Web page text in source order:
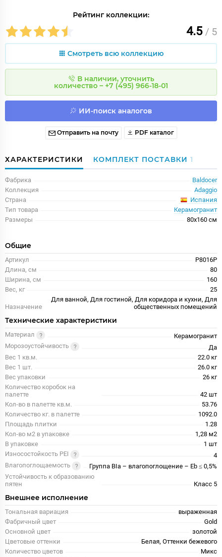
Рейтинг коллекции:
4.5 / 5
Смотреть всю коллекцию
В наличии, уточнить
количество – +7 (495) 966-18-01
ИИ-поиск аналогов
Отправить на почту PDF каталог
ХАРАКТЕРИСТИКИ КОМПЛЕКТ ПОСТАВКИ 1
Фабрика
Baldocer
Коллекция
Adaggio
Страна
Испания
Тип товара
Керамогранит
Размеры
80x160 см
Общие
Артикул
P8016P
Длина, см
80
Ширина, см
160
Вес, кг
25
Назначение
Для ванной, Для гостиной, Для коридора и кухни, Для
общественных помещений
Технические характеристики
Материал
Керамогранит
Морозоустойчивость
Да
Вес 1 кв.м.
22.0 кг
Вес 1 шт.
26.0 кг
Вес упаковки
26 кг
Количество коробок на
палетте
42 шт
Кол-во в палетте кв.м.
53.76
Количество кг. в палетте
1092.0
Площадь плитки
1.28
Кол-во м2 в упаковке
1,28 м2
В упаковке
1 шт
Износостойкость PEI
4
Влагопоглощаемость
Группа BIa – влагопоглощение – Eb ≤ 0,5%
Устойчивость к образованию
пятен
Класс 5
Внешнее исполнение
Тональная вариация
выраженная
Фабричный цвет
Gold
Основной цвет
золотой
Цветовые оттенки
Белая, Оттенки бежевого
Количество цветов
Микс